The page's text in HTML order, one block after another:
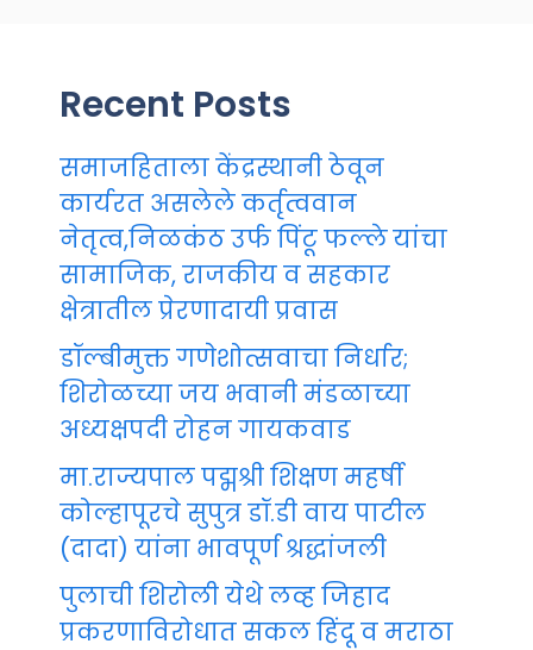
Recent Posts
समाजहिताला केंद्रस्थानी ठेवून
कार्यरत असलेले कर्तृत्ववान
नेतृत्व,निळकंठ उर्फ पिंटू फल्ले यांचा
सामाजिक, राजकीय व सहकार
क्षेत्रातील प्रेरणादायी प्रवास
डॉल्बीमुक्त गणेशोत्सवाचा निर्धार;
शिरोळच्या जय भवानी मंडळाच्या
अध्यक्षपदी रोहन गायकवाड
मा.राज्यपाल पद्मश्री शिक्षण महर्षी
कोल्हापूरचे सुपुत्र डॉ.डी वाय पाटील
(दादा) यांना भावपूर्ण श्रद्धांजली
पुलाची शिरोली येथे लव्ह जिहाद
प्रकरणाविरोधात सकल हिंदू व मराठा